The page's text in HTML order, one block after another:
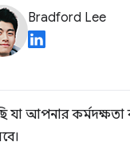
Bradford Lee
যা আপনার